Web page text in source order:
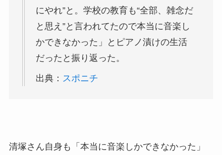
にやれ”と。学校の教育も“全部、雑念だ
と思え”と言われてたので本当に音楽し
かできなかった」とピアノ漬けの生活
だったと振り返った。
出典： スポニチ
清塚さん自身も「本当に音楽しかできなかった」